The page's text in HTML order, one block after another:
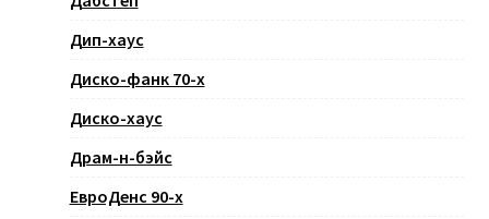
Дип-хаус
Диско-фанк 70-х
Диско-хаус
Драм-н-бэйс
ЕвроДенс 90-х